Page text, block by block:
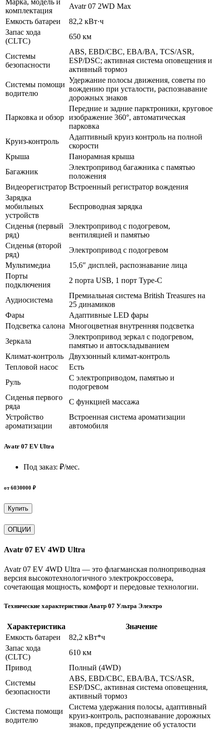
комплектация
Avatr 07 2WD Max
Емкость батареи
82,2 кВт·ч
Запас хода
(CLTC)
650 км
Системы
безопасности
ABS, EBD/CBC, EBA/BA, TCS/ASR,
ESP/DSC; активная система оповещения и
активный тормоз
Системы помощи
водителю
Удержание полосы движения, советы по
вождению при усталости, распознавание
дорожных знаков
Парковка и обзор
Передние и задние парктроники, круговое
изображение 360°, автоматическая
парковка
Круиз-контроль
Адаптивный круиз контроль на полной
скорости
Крыша
Панорамная крыша
Багажник
Электропривод багажника с памятью
положения
Видеорегистратор Встроенный регистратор вождения
Зарядка
мобильных
устройств
Беспроводная зарядка
Сиденья (первый
ряд)
Электропривод с подогревом,
вентиляцией и памятью
Сиденья (второй
ряд)
Электропривод с подогревом
Мультимедиа
15,6″ дисплей, распознавание лица
Порты
подключения
2 порта USB, 1 порт Type-C
Аудиосистема
Премиальная система British Treasures на
25 динамиков
Фары
Адаптивные LED фары
Подсветка салона Многоцветная внутренняя подсветка
Зеркала
Электропривод зеркал с подогревом,
памятью и автоскладыванием
Климат-контроль
Двухзонный климат-контроль
Тепловой насос
Есть
Руль
С электроприводом, памятью и
подогревом
Сиденья первого
ряда
С функцией массажа
Устройство
ароматизации
Встроенная система ароматизации
автомобиля
Avatr 07 EV Ultra
Под заказ: ₽/мес.
от 6030000 ₽
Купить
ОПЦИИ
Avatr 07 EV 4WD Ultra
Avatr 07 EV 4WD Ultra — это флагманская полноприводная
версия высокотехнологичного электрокроссовера,
сочетающая мощность, комфорт и передовые технологии.
Технические характеристики Аватр 07 Ультра Электро
Характеристика
Значение
Емкость батареи
82,2 кВт*ч
Запас хода
(CLTC)
610 км
Привод
Полный (4WD)
Системы
безопасности
ABS, EBD/CBC, EBA/BA, TCS/ASR,
ESP/DSC, активная система оповещения,
активный тормоз
Система помощи
водителю
Система удержания полосы, адаптивный
круиз-контроль, распознавание дорожных
знаков, предупреждение об усталости